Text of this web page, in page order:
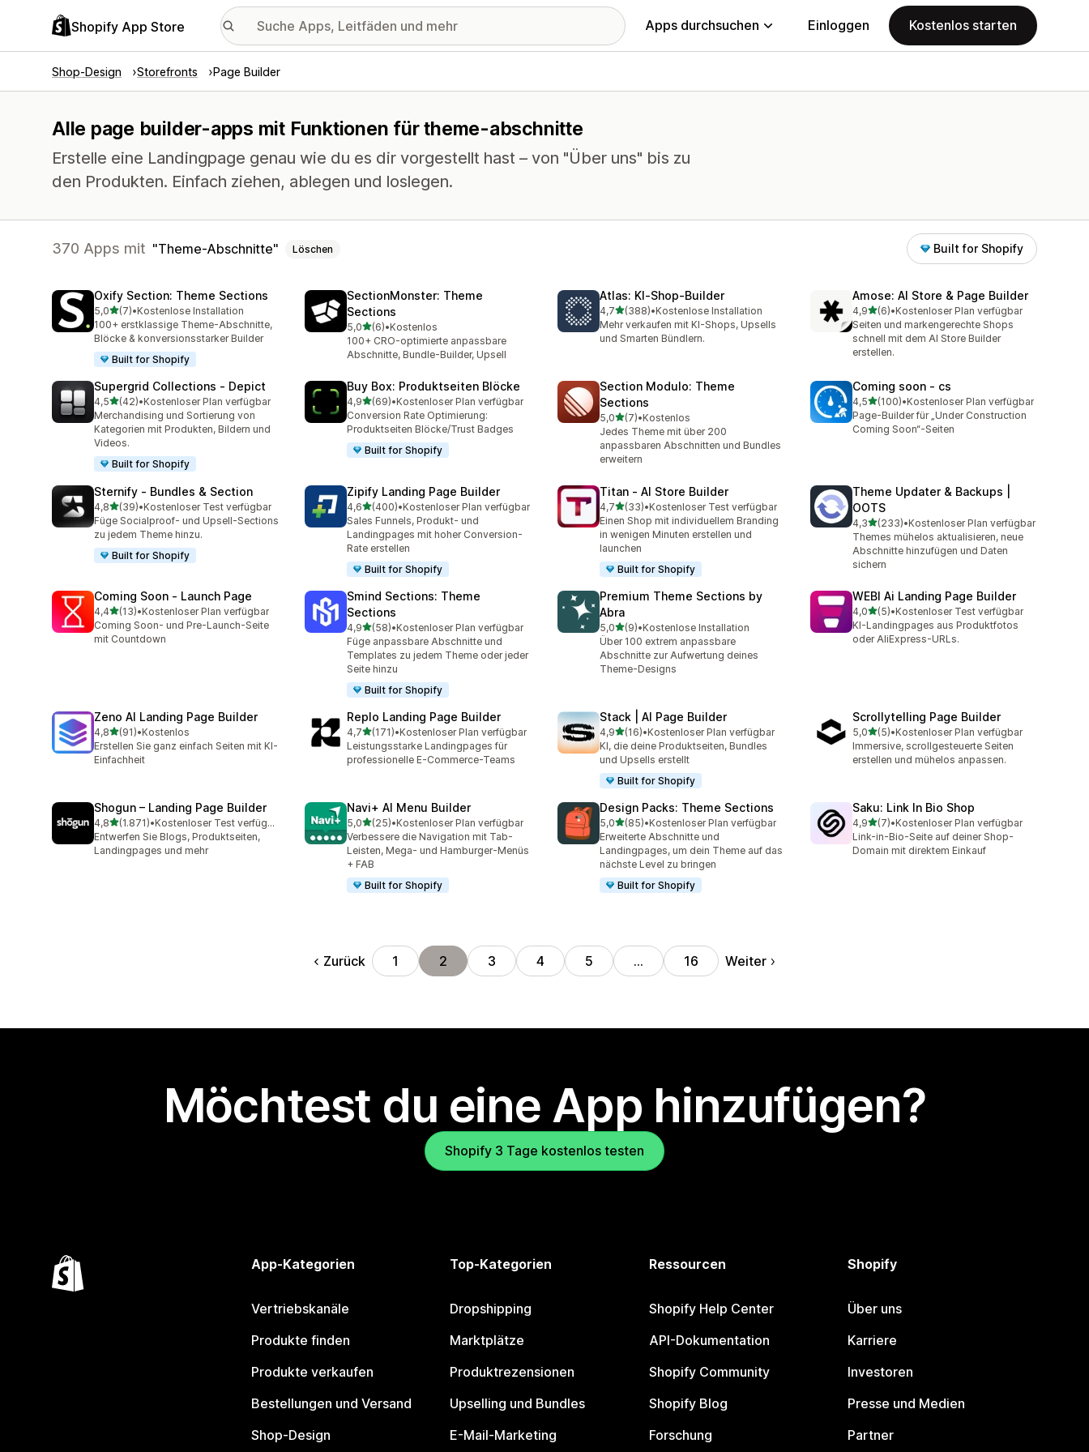
Shopify App Store Apps durchsuchen Einloggen Kostenlos starten
Shop-Design Storefronts Page Builder
Alle page builder-apps mit Funktionen für theme-abschnitte
Erstelle eine Landingpage genau wie du es dir vorgestellt hast – von "Über uns" bis zu
den Produkten. Einfach ziehen, ablegen und loslegen.
370 Apps mit Theme-Abschnitte Löschen Built for Shopify
Oxify Section: Theme Sections
5,0von 5 Sternen
(7)
7 Rezensionen insgesamt
•Kostenlose Installation
100+ erstklassige Theme-Abschnitte,
Blöcke & konversionsstarker Builder
Built for Shopify
SectionMonster: Theme
Sections
5,0von 5 Sternen
(6)
6 Rezensionen insgesamt
•Kostenlos
100+ CRO-optimierte anpassbare
Abschnitte, Bundle-Builder, Upsell
Atlas: KI‑Shop‑Builder
4,7von 5 Sternen
(388)
388 Rezensionen insgesamt
•Kostenlose Installation
Mehr verkaufen mit KI-Shops, Upsells
und Smarten Bündlern.
Amose: AI Store & Page Builder
4,9von 5 Sternen
(6)
6 Rezensionen insgesamt
•Kostenloser Plan verfügbar
Seiten und markengerechte Shops
schnell mit dem AI Store Builder
erstellen.
Supergrid Collections ‑ Depict
4,5von 5 Sternen
(42)
42 Rezensionen insgesamt
•Kostenloser Plan verfügbar
Merchandising und Sortierung von
Kategorien mit Produkten, Bildern und
Videos.
Built for Shopify
Buy Box: Produktseiten Blöcke
4,9von 5 Sternen
(69)
69 Rezensionen insgesamt
•Kostenloser Plan verfügbar
Conversion Rate Optimierung:
Produktseiten Blöcke/Trust Badges
Built for Shopify
Section Modulo: Theme
Sections
5,0von 5 Sternen
(7)
7 Rezensionen insgesamt
•Kostenlos
Jedes Theme mit über 200
anpassbaren Abschnitten und Bundles
erweitern
Coming soon ‑ cs
4,5von 5 Sternen
(100)
100 Rezensionen insgesamt
•Kostenloser Plan verfügbar
Page-Builder für „Under Construction
Coming Soon“-Seiten
Sternify ‑ Bundles & Section
4,8von 5 Sternen
(39)
39 Rezensionen insgesamt
•Kostenloser Test verfügbar
Füge Socialproof- und Upsell-Sections
zu jedem Theme hinzu.
Built for Shopify
Zipify Landing Page Builder
4,6von 5 Sternen
(400)
400 Rezensionen insgesamt
•Kostenloser Plan verfügbar
Sales Funnels, Produkt- und
Landingpages mit hoher Conversion-
Rate erstellen
Built for Shopify
Titan ‑ AI Store Builder
4,7von 5 Sternen
(33)
33 Rezensionen insgesamt
•Kostenloser Test verfügbar
Einen Shop mit individuellem Branding
in wenigen Minuten erstellen und
launchen
Built for Shopify
Theme Updater & Backups |
OOTS
4,3von 5 Sternen
(233)
233 Rezensionen insgesamt
•Kostenloser Plan verfügbar
Themes mühelos aktualisieren, neue
Abschnitte hinzufügen und Daten
sichern
Coming Soon ‑ Launch Page
4,4von 5 Sternen
(13)
13 Rezensionen insgesamt
•Kostenloser Plan verfügbar
Coming Soon- und Pre-Launch-Seite
mit Countdown
Smind Sections: Theme
Sections
4,9von 5 Sternen
(58)
58 Rezensionen insgesamt
•Kostenloser Plan verfügbar
Füge anpassbare Abschnitte und
Templates zu jedem Theme oder jeder
Seite hinzu
Built for Shopify
Premium Theme Sections by
Abra
5,0von 5 Sternen
(9)
9 Rezensionen insgesamt
•Kostenlose Installation
Über 100 extrem anpassbare
Abschnitte zur Aufwertung deines
Theme-Designs
WEBI Ai Landing Page Builder
4,0von 5 Sternen
(5)
5 Rezensionen insgesamt
•Kostenloser Test verfügbar
KI-Landingpages aus Produktfotos
oder AliExpress-URLs.
Zeno AI Landing Page Builder
4,8von 5 Sternen
(91)
91 Rezensionen insgesamt
•Kostenlos
Erstellen Sie ganz einfach Seiten mit KI-
Einfachheit
Replo Landing Page Builder
4,7von 5 Sternen
(171)
171 Rezensionen insgesamt
•Kostenloser Plan verfügbar
Leistungsstarke Landingpages für
professionelle E-Commerce-Teams
Stack | AI Page Builder
4,9von 5 Sternen
(16)
16 Rezensionen insgesamt
•Kostenloser Plan verfügbar
KI, die deine Produktseiten, Bundles
und Upsells erstellt
Built for Shopify
Scrollytelling Page Builder
5,0von 5 Sternen
(5)
5 Rezensionen insgesamt
•Kostenloser Plan verfügbar
Immersive, scrollgesteuerte Seiten
erstellen und mühelos anpassen.
Shogun – Landing Page Builder
4,8von 5 Sternen
(1.871)
1871 Rezensionen insgesamt
•
Kostenloser Test verfügbar
Entwerfen Sie Blogs, Produktseiten,
Landingpages und mehr
Navi+ AI Menu Builder
5,0von 5 Sternen
(25)
25 Rezensionen insgesamt
•Kostenloser Plan verfügbar
Verbessere die Navigation mit Tab-
Leisten, Mega- und Hamburger-Menüs
+ FAB
Built for Shopify
Design Packs: Theme Sections
5,0von 5 Sternen
(85)
85 Rezensionen insgesamt
•Kostenloser Plan verfügbar
Erweiterte Abschnitte und
Landingpages, um dein Theme auf das
nächste Level zu bringen
Built for Shopify
Saku: Link In Bio Shop
4,9von 5 Sternen
(7)
7 Rezensionen insgesamt
•Kostenloser Plan verfügbar
Link-in-Bio-Seite auf deiner Shop-
Domain mit direktem Einkauf
Zurück 1 2 3 4 5 … 16 Weiter
Möchtest du eine App hinzufügen?
Shopify 3 Tage kostenlos testen
App-Kategorien
Vertriebskanäle
Produkte finden
Produkte verkaufen
Bestellungen und Versand
Shop-Design
Top-Kategorien
Dropshipping
Marktplätze
Produktrezensionen
Upselling und Bundles
E-Mail-Marketing
Ressourcen
Shopify Help Center
API-Dokumentation
Shopify Community
Shopify Blog
Forschung
Shopify
Über uns
Karriere
Investoren
Presse und Medien
Partner